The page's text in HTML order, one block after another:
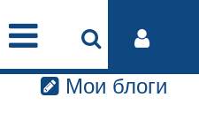
Мои блоги